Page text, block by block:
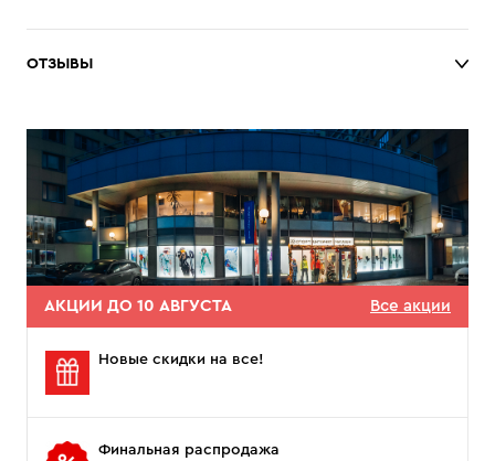
ОТЗЫВЫ
АКЦИИ ДО 10 АВГУСТА Все акции
Новые скидки на все!
Финальная распродажа